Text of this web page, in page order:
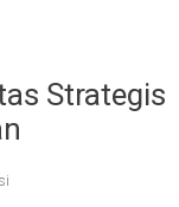
Strategis